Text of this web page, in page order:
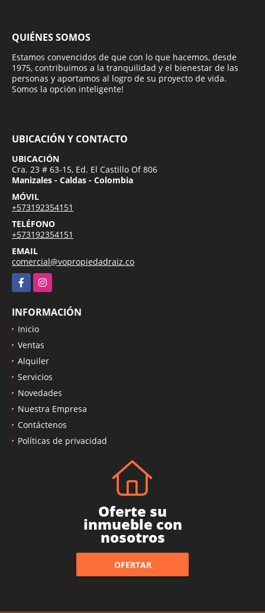
QUIÉNES SOMOS
Estamos convencidos de que con lo que hacemos, desde
1975, contribuimos a la tranquilidad y el bienestar de las
personas y aportamos al logro de su proyecto de vida.
Somos la opción inteligente!
UBICACIÓN Y CONTACTO
UBICACIÓN
Cra. 23 # 63-15, Ed. El Castillo Of 806
Manizales - Caldas - Colombia
MÓVIL
+573192354151
TELÉFONO
+573192354151
EMAIL
comercial@vopropiedadraiz.co
FacebookInstagram
INFORMACIÓN
Inicio
Ventas
Alquiler
Servicios
Novedades
Nuestra Empresa
Contáctenos
Políticas de privacidad
Oferte su
inmueble con
nosotros
OFERTAR